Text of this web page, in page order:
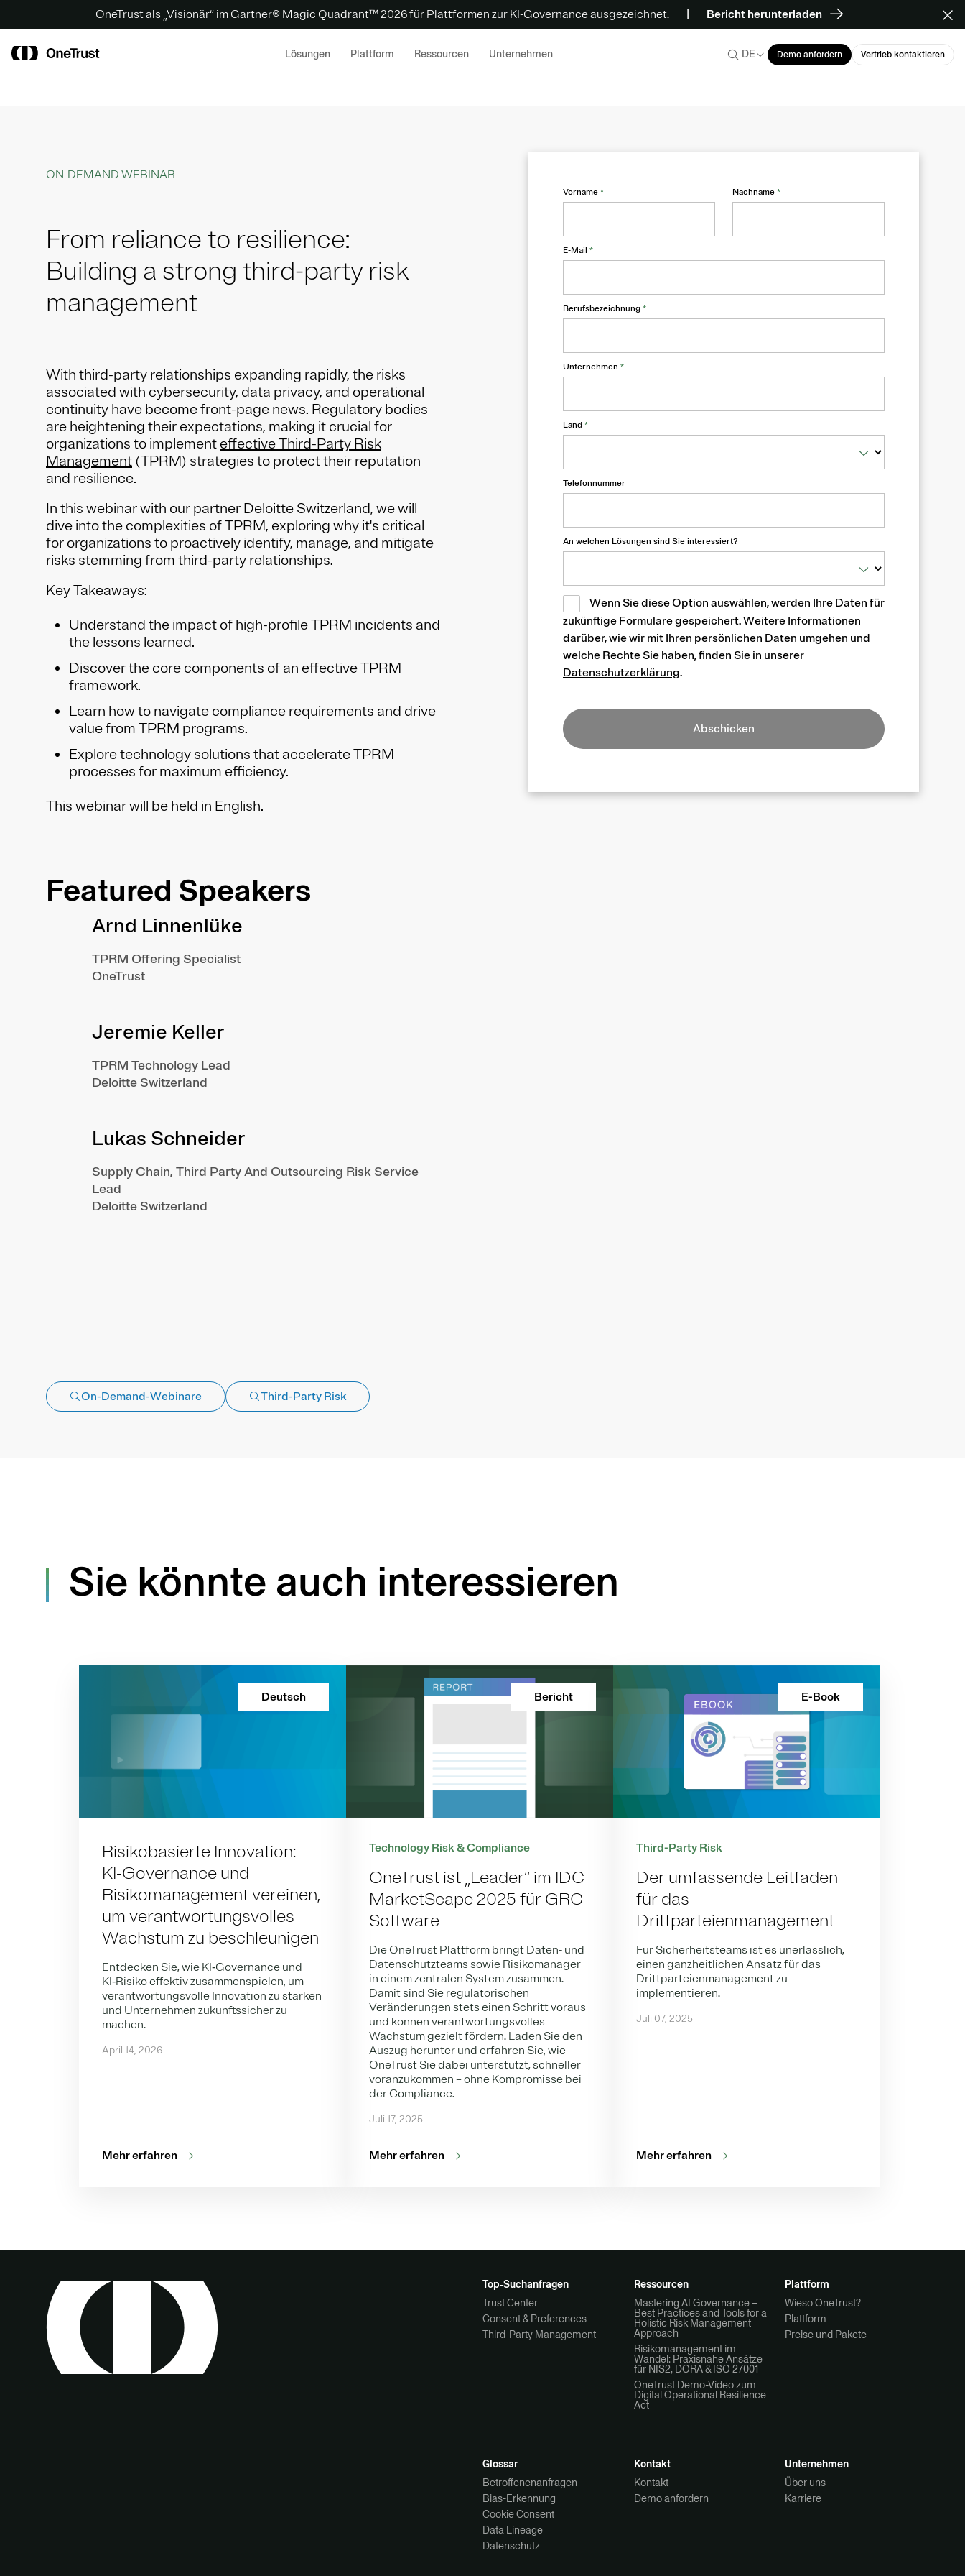
OneTrust als „Visionär“ im Gartner® Magic Quadrant™ 2026 für Plattformen zur KI-Governance ausgezeichnet. Bericht herunterladen
Lösungen Plattform Ressourcen Unternehmen DE Demo anfordern Vertrieb kontaktieren
ON-DEMAND WEBINAR
From reliance to resilience:
Building a strong third-party risk
management
With third-party relationships expanding rapidly, the risks
associated with cybersecurity, data privacy, and operational
continuity have become front-page news. Regulatory bodies
are heightening their expectations, making it crucial for
organizations to implement effective Third-Party Risk
Management (TPRM) strategies to protect their reputation
and resilience.
In this webinar with our partner Deloitte Switzerland, we will
dive into the complexities of TPRM, exploring why it's critical
for organizations to proactively identify, manage, and mitigate
risks stemming from third-party relationships.
Key Takeaways:
Understand the impact of high-profile TPRM incidents and
the lessons learned.
Discover the core components of an effective TPRM
framework.
Learn how to navigate compliance requirements and drive
value from TPRM programs.
Explore technology solutions that accelerate TPRM
processes for maximum efficiency.
This webinar will be held in English.
Featured Speakers
Arnd Linnenlüke
TPRM Offering Specialist
OneTrust
Jeremie Keller
TPRM Technology Lead
Deloitte Switzerland
Lukas Schneider
Supply Chain, Third Party And Outsourcing Risk Service
Lead
Deloitte Switzerland
Vorname * Nachname *
E-Mail *
Berufsbezeichnung *
Unternehmen *
Land *
Telefonnummer
An welchen Lösungen sind Sie interessiert?
Wenn Sie diese Option auswählen, werden Ihre Daten für
zukünftige Formulare gespeichert. Weitere Informationen
darüber, wie wir mit Ihren persönlichen Daten umgehen und
welche Rechte Sie haben, finden Sie in unserer
Datenschutzerklärung.
Abschicken
On-Demand-Webinare Third-Party Risk
Sie könnte auch interessieren
Deutsch
Risikobasierte Innovation:
KI‑Governance und
Risikomanagement vereinen,
um verantwortungsvolles
Wachstum zu beschleunigen
Entdecken Sie, wie KI‑Governance und
KI‑Risiko effektiv zusammenspielen, um
verantwortungsvolle Innovation zu stärken
und Unternehmen zukunftssicher zu
machen.
April 14, 2026
Mehr erfahren
Bericht
Technology Risk & Compliance
OneTrust ist „Leader“ im IDC
MarketScape 2025 für GRC-
Software
Die OneTrust Plattform bringt Daten- und
Datenschutzteams sowie Risikomanager
in einem zentralen System zusammen.
Damit sind Sie regulatorischen
Veränderungen stets einen Schritt voraus
und können verantwortungsvolles
Wachstum gezielt fördern. Laden Sie den
Auszug herunter und erfahren Sie, wie
OneTrust Sie dabei unterstützt, schneller
voranzukommen – ohne Kompromisse bei
der Compliance.
Juli 17, 2025
Mehr erfahren
E-Book
Third-Party Risk
Der umfassende Leitfaden
für das
Drittparteienmanagement
Für Sicherheitsteams ist es unerlässlich,
einen ganzheitlichen Ansatz für das
Drittparteienmanagement zu
implementieren.
Juli 07, 2025
Mehr erfahren
Top‑Suchanfragen
Trust Center
Consent & Preferences
Third-Party Management
Ressourcen
Mastering AI Governance –
Best Practices and Tools for a
Holistic Risk Management
Approach
Risikomanagement im
Wandel: Praxisnahe Ansätze
für NIS2, DORA & ISO 27001
OneTrust Demo-Video zum
Digital Operational Resilience
Act
Plattform
Wieso OneTrust?
Plattform
Preise und Pakete
Glossar
Betroffenenanfragen
Bias-Erkennung
Cookie Consent
Data Lineage
Datenschutz
Kontakt
Kontakt
Demo anfordern
Unternehmen
Über uns
Karriere